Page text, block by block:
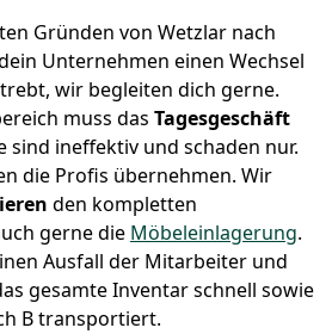
Gründen von Wetzlar nach
Unternehmen einen Wechsel
wir begleiten dich gerne.
muss das Tagesgeschäft
sind ineffektiv und schaden nur.
die Profis übernehmen. Wir
den kompletten
gerne die Möbeleinlagerung.
Ausfall der Mitarbeiter und
gesamte Inventar schnell sowie
B transportiert.